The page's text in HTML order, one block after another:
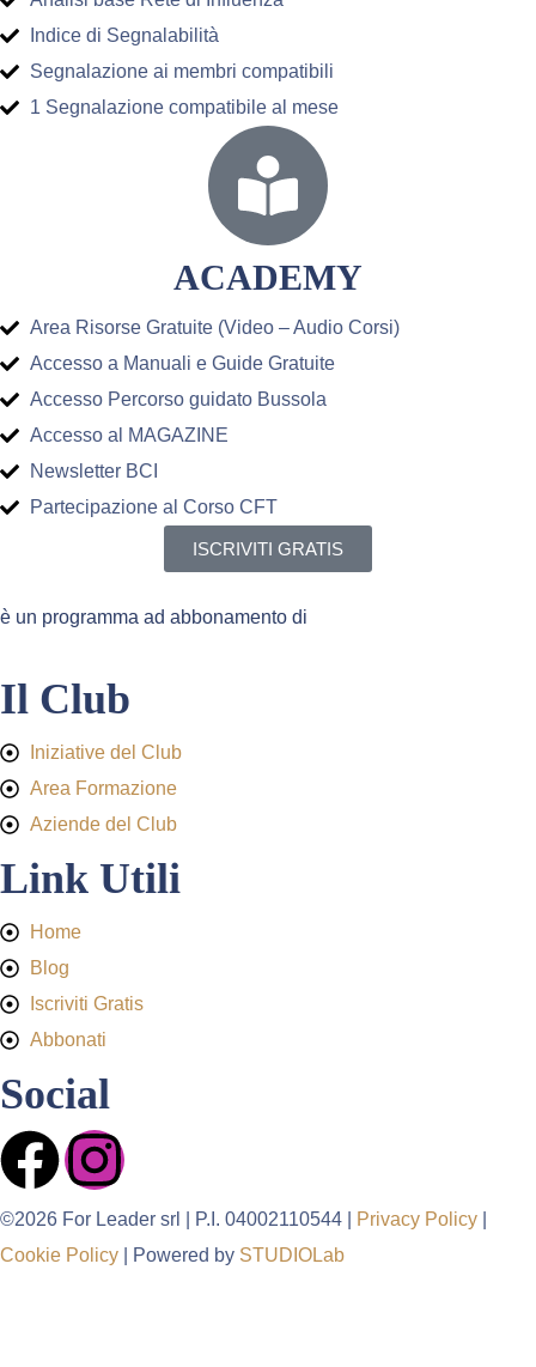
Indice di Segnalabilità
Segnalazione ai membri compatibili
1 Segnalazione compatibile al mese
ACADEMY
Area Risorse Gratuite (Video – Audio Corsi)
Accesso a Manuali e Guide Gratuite
Accesso Percorso guidato Bussola
Accesso al MAGAZINE
Newsletter BCI
Partecipazione al Corso CFT
ISCRIVITI GRATIS
è un programma ad abbonamento di
Il Club
Iniziative del Club
Area Formazione
Aziende del Club
Link Utili
Home
Blog
Iscriviti Gratis
Abbonati
Social
©2026 For Leader srl | P.I. 04002110544 | Privacy Policy
Cookie Policy | Powered by STUDIOLab